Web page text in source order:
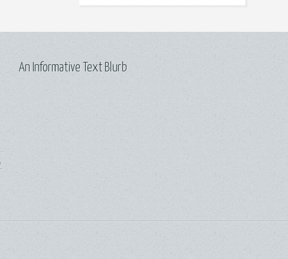
An Informative Text Blurb